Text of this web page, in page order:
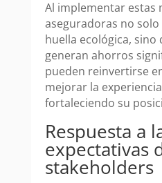
Al implementar estas
aseguradoras no
huella ecológica, sino
generan ahorros
pueden reinvertirse
mejorar la
fortaleciendo su
Respuesta a
expectativas
stakeholders